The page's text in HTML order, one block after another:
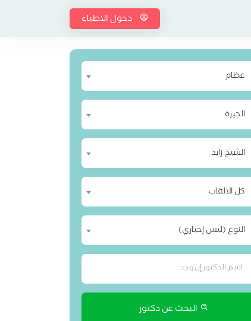
دخول الاطباء
عظام
الجيزة
الشيخ زايد
كل الالقاب
النوع (ليس إجباري)
البحث عن دكتور